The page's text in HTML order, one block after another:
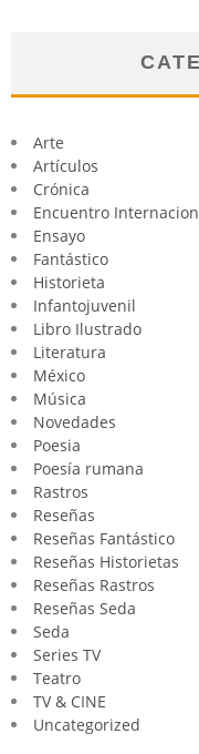
Arte
Artículos
Crónica
Encuentro
Ensayo
Fantástico
Historieta
Infantojuvenil
Libro Ilustrado
Literatura
México
Música
Novedades
Poesia
Poesía rumana
Rastros
Reseñas
Reseñas Fantástico
Reseñas Historietas
Reseñas Rastros
Reseñas Seda
Seda
Series TV
Teatro
TV & CINE
Uncategorized